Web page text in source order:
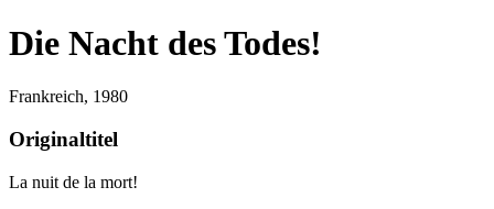
Die Nacht des Todes!
Frankreich, 1980
Originaltitel
La nuit de la mort!